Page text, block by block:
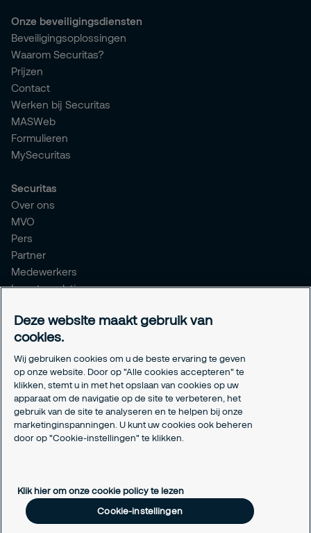
Onze beveiligingsdiensten
Beveiligingsoplossingen
Waarom Securitas?
Prijzen
Contact
Werken bij Securitas
MASWeb
Formulieren
MySecuritas
Securitas
Over ons
MVO
Pers
Partner
Medewerkers
Investor relations
Certificeringen
Aanmeldformulieren installatiepartners
Juridisch
Privacyverklaring
Algemene voorwaarden
Responsible disclosure
Cookie-instellingen
Deze website maakt gebruik van
cookies.
Wij gebruiken cookies om u de beste ervaring te geven
op onze website. Door op "Alle cookies accepteren" te
klikken, stemt u in met het opslaan van cookies op uw
apparaat om de navigatie op de site te verbeteren, het
gebruik van de site te analyseren en te helpen bij onze
marketinginspanningen. U kunt uw cookies ook beheren
door op "Cookie-instellingen" te klikken.
Klik hier om onze cookie policy te lezen
Cookie-instellingen